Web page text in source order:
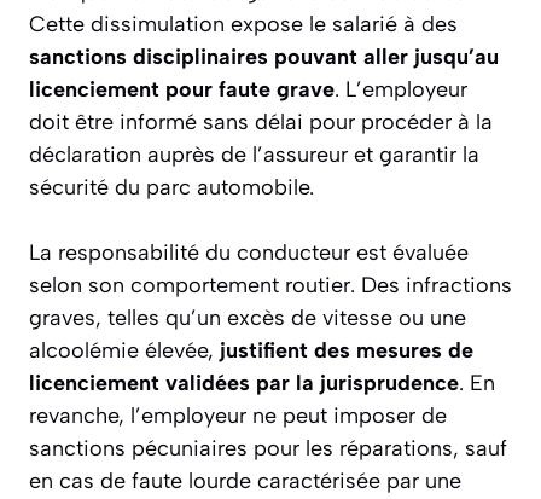
Cette dissimulation expose le salarié à des
sanctions disciplinaires pouvant aller jusqu’au
licenciement pour faute grave. L’employeur
doit être informé sans délai pour procéder à la
déclaration auprès de l’assureur et garantir la
sécurité du parc automobile.
La responsabilité du conducteur est évaluée
selon son comportement routier. Des infractions
graves, telles qu’un excès de vitesse ou une
alcoolémie élevée, justifient des mesures de
licenciement validées par la jurisprudence. En
revanche, l’employeur ne peut imposer de
sanctions pécuniaires pour les réparations, sauf
en cas de faute lourde caractérisée par une